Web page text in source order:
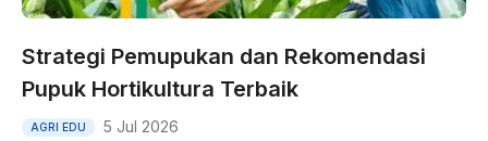
Strategi Pemupukan dan Rekomendasi
Pupuk Hortikultura Terbaik
AGRI EDU 5 Jul 2026